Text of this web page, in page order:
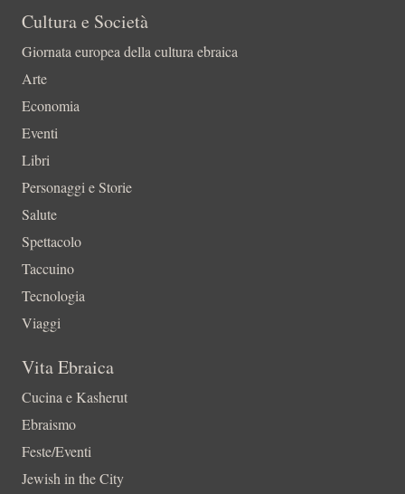
Cultura e Società
Giornata europea della cultura ebraica
Arte
Economia
Eventi
Libri
Personaggi e Storie
Salute
Spettacolo
Taccuino
Tecnologia
Viaggi
Vita Ebraica
Cucina e Kasherut
Ebraismo
Feste/Eventi
Jewish in the City